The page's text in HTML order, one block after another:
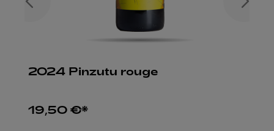
2024 Pinzutu rouge
19,50 €*